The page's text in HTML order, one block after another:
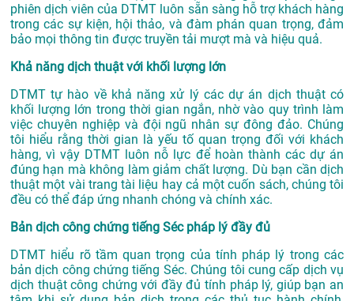
phiên dịch viên của DTMT luôn sẵn sàng hỗ trợ khách hàng
trong các sự kiện, hội thảo, và đàm phán quan trọng, đảm
bảo mọi thông tin được truyền tải mượt mà và hiệu quả.
Khả năng dịch thuật với khối lượng lớn
DTMT tự hào về khả năng xử lý các dự án dịch thuật có
khối lượng lớn trong thời gian ngắn, nhờ vào quy trình làm
việc chuyên nghiệp và đội ngũ nhân sự đông đảo. Chúng
tôi hiểu rằng thời gian là yếu tố quan trọng đối với khách
hàng, vì vậy DTMT luôn nỗ lực để hoàn thành các dự án
đúng hạn mà không làm giảm chất lượng. Dù bạn cần dịch
thuật một vài trang tài liệu hay cả một cuốn sách, chúng tôi
đều có thể đáp ứng nhanh chóng và chính xác.
Bản dịch công chứng tiếng Séc pháp lý đầy đủ
DTMT hiểu rõ tầm quan trọng của tính pháp lý trong các
bản dịch công chứng tiếng Séc. Chúng tôi cung cấp dịch vụ
dịch thuật công chứng với đầy đủ tính pháp lý, giúp bạn an